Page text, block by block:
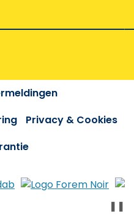
Privacy & Cookies
❚❚